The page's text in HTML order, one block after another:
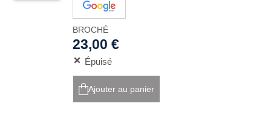
BROCHÉ
23,00 €
Épuisé
Ajouter au panier